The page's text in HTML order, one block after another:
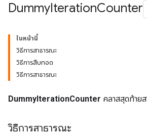
DummyIterationCounter
ในหน้านี้
วิธีการสาธารณะ
วิธีการสืบทอด
วิธีการสาธารณะ
DummyIterationCounter คลาสสุดท้าย
วิธีการสาธารณะ